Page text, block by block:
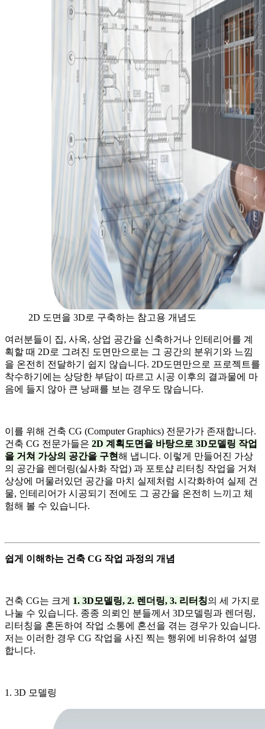
2D 도면을 3D로 구축하는 참고용 개념도
여러분들이 집, 사옥, 상업 공간을 신축하거나 인테리어를 계
획할 때 2D로 그려진 도면만으로는 그 공간의 분위기와 느낌
을 온전히 전달하기 쉽지 않습니다. 2D도면만으로 프로젝트를
착수하기에는 상당한 부담이 따르고 시공 이후의 결과물에 마
음에 들지 않아 큰 낭패를 보는 경우도 많습니다.
이를 위해 건축 CG (Computer Graphics) 전문가가 존재합니다.
건축 CG 전문가들은 2D 계획도면을 바탕으로 3D모델링 작업
을 거쳐 가상의 공간을 구현해 냅니다. 이렇게 만들어진 가상
의 공간을 렌더링(실사화 작업) 과 포토샵 리터칭 작업을 거쳐
상상에 머물러있던 공간을 마치 실제처럼 시각화하여 실제 건
물, 인테리어가 시공되기 전에도 그 공간을 온전히 느끼고 체
험해 볼 수 있습니다.
쉽게 이해하는 건축 CG 작업 과정의 개념
건축 CG는 크게 1. 3D모델링, 2. 렌더링, 3. 리터칭의 세 가지로
나눌 수 있습니다. 종종 의뢰인 분들께서 3D모델링과 렌더링,
리터칭을 혼돈하여 작업 소통에 혼선을 겪는 경우가 있습니다.
저는 이러한 경우 CG 작업을 사진 찍는 행위에 비유하여 설명
합니다.
1. 3D 모델링